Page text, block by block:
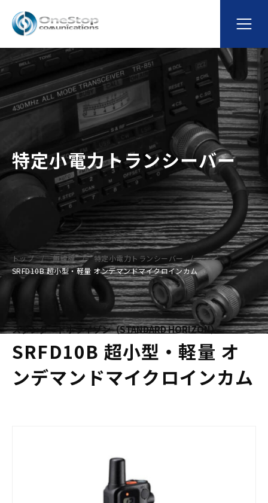
特定小電力トランシーバー
トップ 無線機
特定小電力トランシーバー
SRFD10B 超小型・軽量 オンデマンドマイクロインカム
スタンダードホライゾン（STANDARD HORIZON）
SRFD10B 超小型・軽量 オ
ンデマンドマイクロインカム